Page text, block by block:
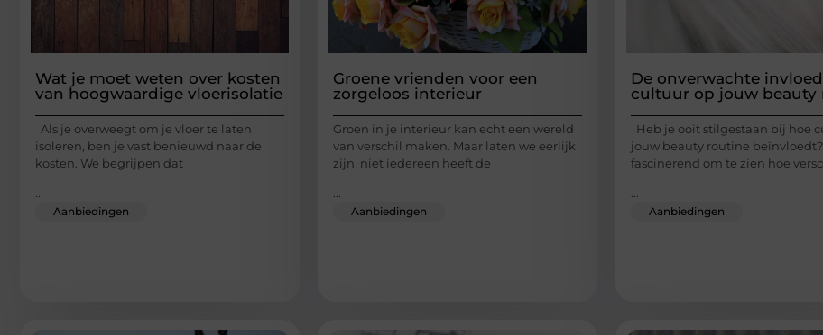
Wat je moet weten over kosten
van hoogwaardige vloerisolatie
Als je overweegt om je vloer te laten
isoleren, ben je vast benieuwd naar de
kosten. We begrijpen dat
Aanbiedingen
Groene vrienden voor een
zorgeloos interieur
Groen in je interieur kan echt een wereld
van verschil maken. Maar laten we eerlijk
zijn, niet iedereen heeft de
Aanbiedingen
De onverwachte
cultuur op jouw beauty
Heb je ooit stilgestaan bij hoe
jouw beauty routine
fascinerend om te zien hoe
Aanbiedingen